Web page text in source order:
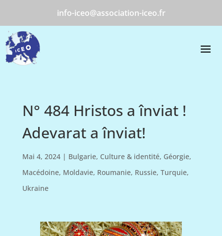
info-iceo@association-iceo.fr
N° 484 Hristos a înviat !
Adevarat a înviat!
Mai 4, 2024| Bulgarie, Culture & identité, Géorgie,
Macédoine, Moldavie, Roumanie, Russie, Turquie,
Ukraine